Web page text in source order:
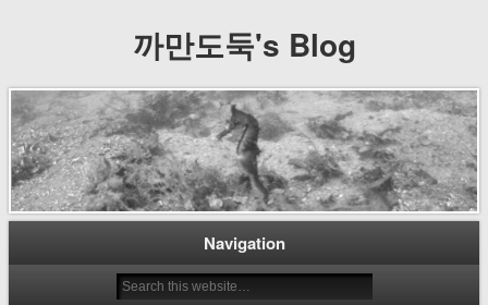
까만도둑's Blog
Navigation